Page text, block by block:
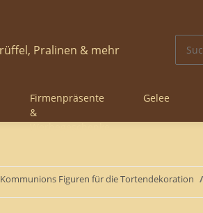
Firmenpräsente
&
Gelee
Kommunions Figuren für die Tortendekoration